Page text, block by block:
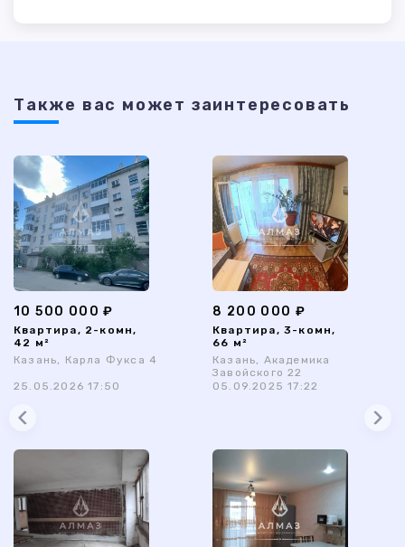
Также ваc может заинтересовать
10 500 000 ₽
Квартира, 2-комн,
42 м²
Казань, Карла Фукса 4
25.05.2026 17:50
8 200 000 ₽
Квартира, 3-комн,
66 м²
Казань, Академика
Завойского 22
05.09.2025 17:22